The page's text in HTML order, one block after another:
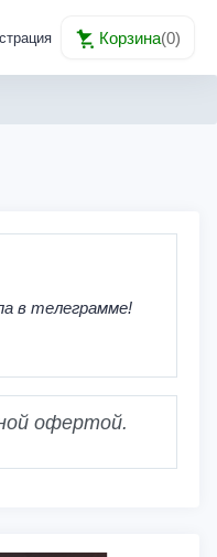
Корзина(0)
в телеграмме!
офертой.